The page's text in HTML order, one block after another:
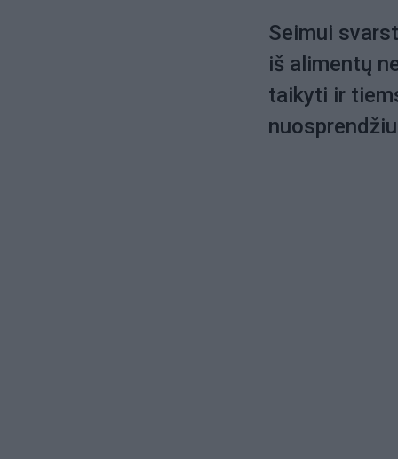
Seimui
iš alimentų
taikyti ir